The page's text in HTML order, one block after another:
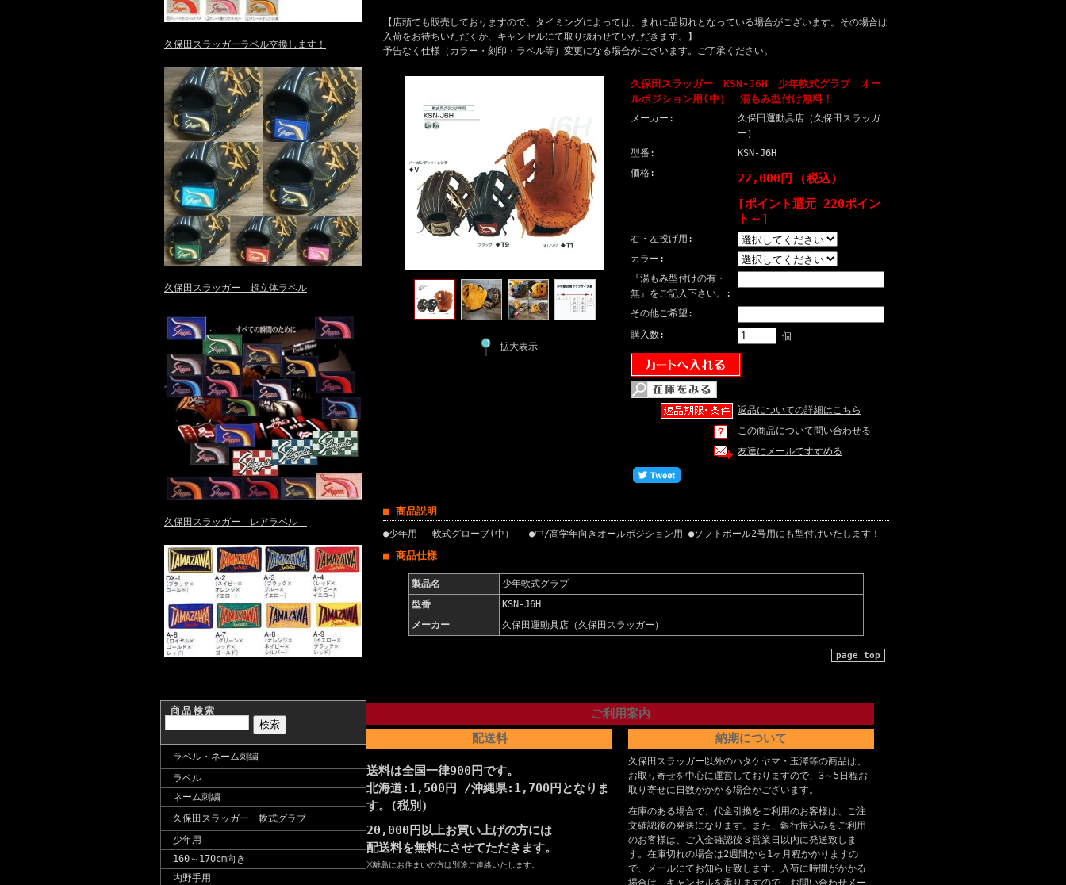
久保田スラッガーラベル交換します！
久保田スラッガー 超立体ラベル
久保田スラッガー レアラベル
商品検索
ラベル・ネーム刺繍
ラベル
ネーム刺繍
久保田スラッガー 軟式グラブ
少年用
160～170cm向き
内野手用
【店頭でも販売しておりますので、タイミングによっては、まれに品切れとなっている場合がございます。その場合は
入荷をお待ちいただくか、キャンセルにて取り扱わせていただきます。】
予告なく仕様（カラー・刻印・ラベル等）変更になる場合がございます。ご了承ください。
拡大表示
久保田スラッガー KSN-J6H 少年軟式グラブ オー
ルポジション用(中） 湯もみ型付け無料！
メーカー:
久保田運動具店（久保田スラッガ
ー）
型番:
KSN-J6H
価格:
22,000円 (税込)
[ポイント還元 220ポイン
ト～]
右・左投げ用:
カラー:
『湯もみ型付けの有・
無』をご記入下さい。:
その他ご希望:
購入数:
個
返品についての詳細はこちら
この商品について問い合わせる
友達にメールですすめる
■ 商品説明
●少年用 軟式グローブ(中） ●中/高学年向きオールポジション用 ●ソフトボール2号用にも型付けいたします！
■ 商品仕様
製品名
少年軟式グラブ
型番
KSN-J6H
メーカー
久保田運動具店（久保田スラッガー）
page top
ご利用案内
配送料
送料は全国一律900円です。
北海道:1,500円 /沖縄県:1,700円となりま
す。(税別）
20,000円以上お買い上げの方には
配送料を無料にさせてただきます。
※離島にお住まいの方は別途ご連絡いたします。
納期について
久保田スラッガー以外のハタケヤマ・玉澤等の商品は、
お取り寄せを中心に運営しておりますので、3～5日程お
取り寄せに日数がかかる場合がございます。
在庫のある場合で、代金引換をご利用のお客様は、ご注
文確認後の発送になります。また、銀行振込みをご利用
のお客様は、ご入金確認後３営業日以内に発送致しま
す。在庫切れの場合は2週間から1ヶ月程かかりますの
で、メールにてお知らせ致します。入荷に時間がかかる
場合は、キャンセルを承りますので、お問い合わせメー